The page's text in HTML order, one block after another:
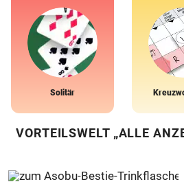
Solitär
VORTEILSWELT „ALLE